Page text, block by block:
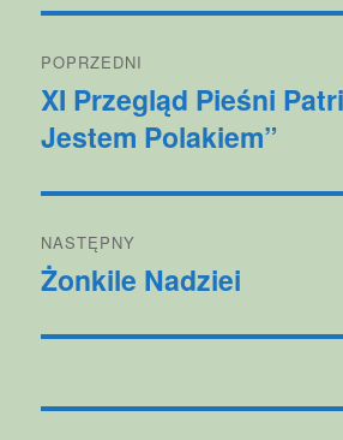
wpisu
POPRZEDNI
Poprzedni
wpis:
XI Przegląd Pieśni
Jestem Polakiem”
NASTĘPNY
Następny
Żonkile Nadziei